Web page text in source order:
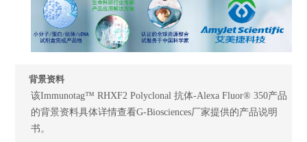
背景资料
该Immunotag™ RHXF2 Polyclonal 抗体-Alexa Fluor® 350产品
的背景资料具体详情查看G-Biosciences厂家提供的产品说明
书。